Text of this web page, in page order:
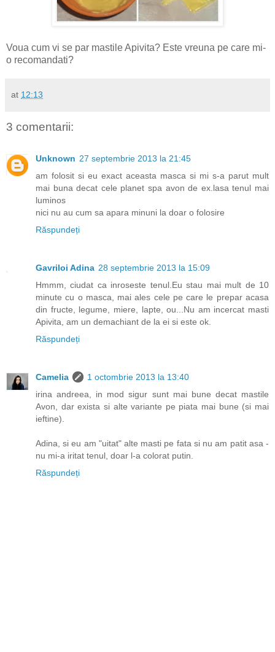
Voua cum vi se par mastile Apivita? Este vreuna pe care mi-
o recomandati?
at 12:13
3 comentarii:
Unknown 27 septembrie 2013 la 21:45
am folosit si eu exact aceasta masca si mi s-a parut mult
mai buna decat cele planet spa avon de ex.lasa tenul mai
luminos
nici nu au cum sa apara minuni la doar o folosire
Răspundeți
Gavriloi Adina 28 septembrie 2013 la 15:09
Hmmm, ciudat ca inroseste tenul.Eu stau mai mult de 10
minute cu o masca, mai ales cele pe care le prepar acasa
din fructe, legume, miere, lapte, ou...Nu am incercat masti
Apivita, am un demachiant de la ei si este ok.
Răspundeți
Camelia
1 octombrie 2013 la 13:40
irina andreea, in mod sigur sunt mai bune decat mastile
Avon, dar exista si alte variante pe piata mai bune (si mai
ieftine).
Adina, si eu am "uitat" alte masti pe fata si nu am patit asa -
nu mi-a iritat tenul, doar l-a colorat putin.
Răspundeți